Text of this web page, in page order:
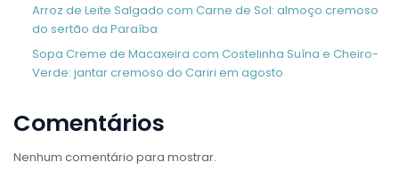
Arroz de Leite Salgado com Carne de Sol: almoço cremoso
do sertão da Paraíba
Sopa Creme de Macaxeira com Costelinha Suína e Cheiro-
Verde: jantar cremoso do Cariri em agosto
Comentários
Nenhum comentário para mostrar.